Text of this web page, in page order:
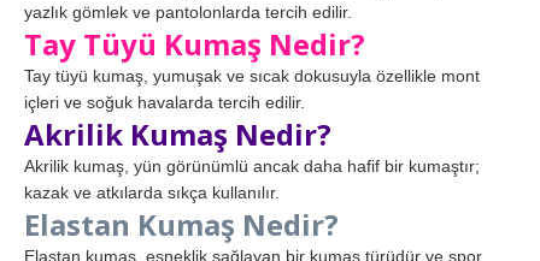
yazlık gömlek ve pantolonlarda tercih edilir.
Tay Tüyü Kumaş Nedir?
Tay tüyü kumaş, yumuşak ve sıcak dokusuyla özellikle mont
içleri ve soğuk havalarda tercih edilir.
Akrilik Kumaş Nedir?
Akrilik kumaş, yün görünümlü ancak daha hafif bir kumaştır;
kazak ve atkılarda sıkça kullanılır.
Elastan Kumaş Nedir?
Elastan kumaş, esneklik sağlayan bir kumaş türüdür ve spor